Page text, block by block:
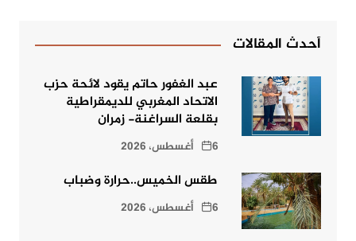
أحدث المقالات
عبد الغفور حاتم يقود لائحة حزب
الاتحاد المغربي للديمقراطية
بقلعة السراغنة- زمران
6 أغسطس، 2026
طقس الخميس..حرارة وضباب
6 أغسطس، 2026